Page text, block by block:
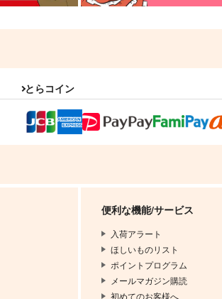
とらコイン
便利な機能/サービス
入荷アラート
ほしいものリスト
ポイントプログラム
メールマガジン購読
初めてのお客様へ